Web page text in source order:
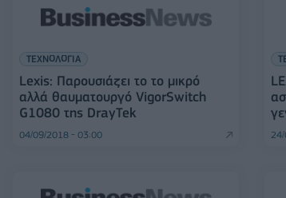
ΤΕΧΝΟΛΟΓΙΑ
Lexis: Παρουσιάζει το το μικρό
αλλά θαυματουργό VigorSwitch
G1080 της DrayTek
04/09/2018 - 03:00